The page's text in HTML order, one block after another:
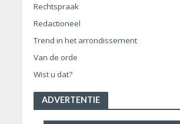
Rechtspraak
Redactioneel
Trend in het arrondissement
Van de orde
Wist u dat?
ADVERTENTIE